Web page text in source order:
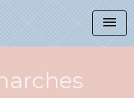
menu